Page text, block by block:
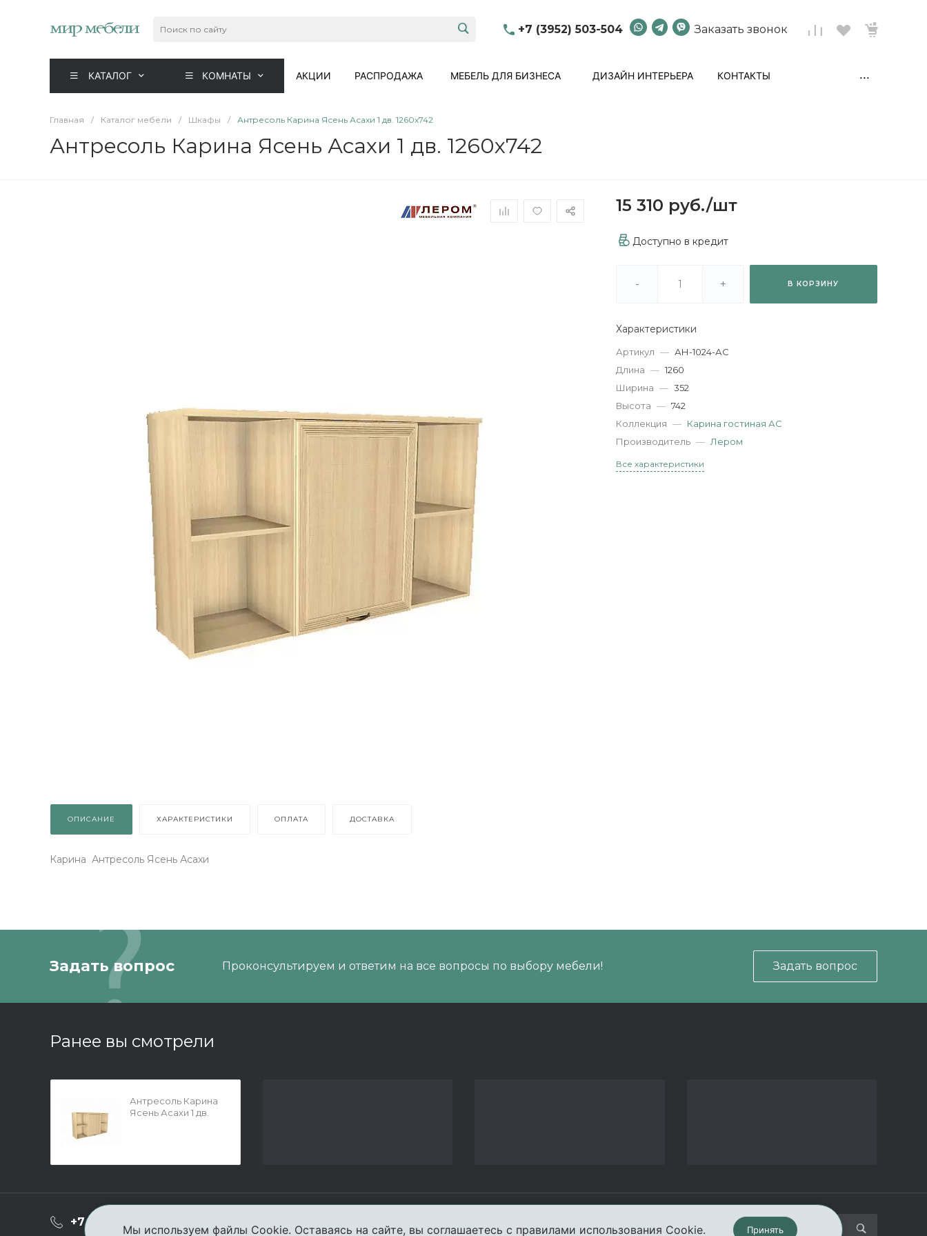
+7 (3952) 503-504 Заказать звонок
КАТАЛОГ КОМНАТЫ АКЦИИ РАСПРОДАЖА МЕБЕЛЬ ДЛЯ БИЗНЕСА ДИЗАЙН ИНТЕРЬЕРА КОНТАКТЫ ...
Главная / Каталог мебели / Шкафы / Антресоль Карина Ясень Асахи 1 дв. 1260x742
Антресоль Карина Ясень Асахи 1 дв. 1260x742
15 310 руб./шт
Доступно в кредит
- + В КОРЗИНУ
Характеристики
Артикул — АН-1024-АС
Длина — 1260
Ширина — 352
Высота — 742
Коллекция — Карина гостиная АС
Производитель — Лером
Все характеристики
ОПИСАНИЕ ХАРАКТЕРИСТИКИ ОПЛАТА ДОСТАВКА
Карина Антресоль Ясень Асахи
Задать вопрос Проконсультируем и ответим на все вопросы по выбору мебели! Задать вопрос
Ранее вы смотрели
Антресоль Карина
Ясень Асахи 1 дв.
+7 (3952) 503-504
ВЫИГРАЙ МЕБЕЛЬ
Мы используем файлы Cookie. Оставаясь на сайте, вы соглашаетесь с правилами использования Cookie. Принять